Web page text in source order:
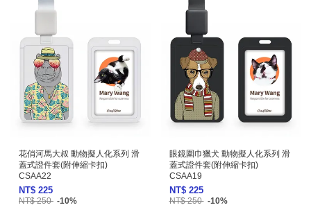
花俏河馬大叔 動物擬人化系列 滑
蓋式證件套(附伸縮卡扣)
CSAA22
NT$ 225
NT$ 250 -10%
眼鏡圍巾獵犬 動物擬人化系列 滑
蓋式證件套(附伸縮卡扣)
CSAA19
NT$ 225
NT$ 250 -10%